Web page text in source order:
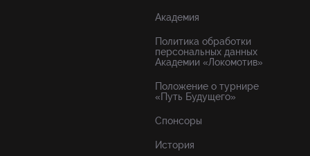
Академия
Политика обработки
персональных данных
Академии «Локомотив»
Положение о турнире
«Путь Будущего»
Спонсоры
История